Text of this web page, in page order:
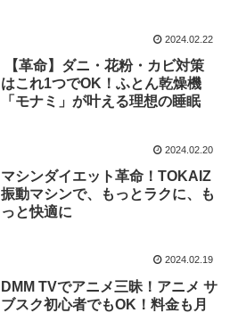
2024.02.22
【革命】ダニ・花粉・カビ対策
はこれ1つでOK！ふとん乾燥機
「モナミ」が叶える理想の睡眠
2024.02.20
マシンダイエット革命！TOKAIZ
振動マシンで、もっとラクに、も
っと快適に
2024.02.19
DMM TVでアニメ三昧！アニメ サ
ブスク初心者でもOK！料金も月